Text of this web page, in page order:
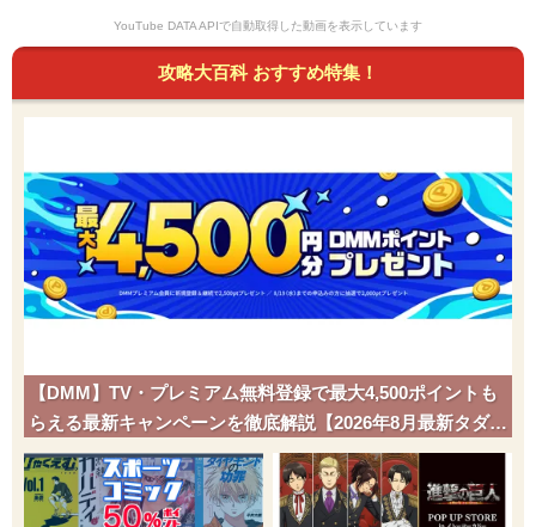
YouTube DATA APIで自動取得した動画を表示しています
攻略大百科 おすすめ特集！
【DMM】TV・プレミアム無料登録で最大4,500ポイントも
らえる最新キャンペーンを徹底解説【2026年8月最新タダポ
チ】